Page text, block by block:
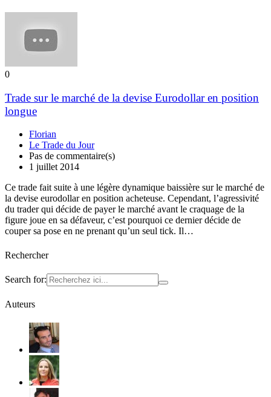
0
Trade sur le marché de la devise Eurodollar en position
longue
Florian
Le Trade du Jour
Pas de commentaire(s)
1 juillet 2014
Ce trade fait suite à une légère dynamique baissière sur le marché de
la devise eurodollar en position acheteuse. Cependant, l’agressivité
du trader qui décide de payer le marché avant le craquage de la
figure joue en sa défaveur, c’est pourquoi ce dernier décide de
couper sa pose en ne prenant qu’un seul tick. Il…
Rechercher
Search for:
Auteurs